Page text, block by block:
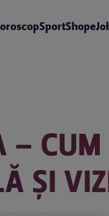
SportShop
–
ȘI